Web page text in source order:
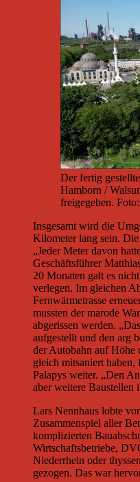
Der fertig
Hamborn /
freigegeben.
Insgesamt wird die
Kilometer lang sein.
„Jeder Meter davon
Geschäftsführer
20 Monaten galt es
verlegen. Im gleichen
Fernwärmetrasse
mussten der marode
abgerissen werden.
aufgestellt und den arg
der Autobahn auf Höhe
gleich mitsaniert
Palapys weiter. „Den
aber weitere Baustellen
Lars Nennhaus lobte
Zusammenspiel aller
komplizierten
Wirtschaftsbetriebe,
Niederrhein oder
gezogen. Das war